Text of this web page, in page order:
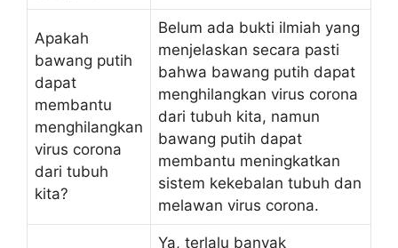
Apakah
bawang putih
dapat
membantu
menghilangkan
virus corona
dari tubuh
kita?
Belum ada bukti ilmiah yang
menjelaskan secara pasti
bahwa bawang putih dapat
menghilangkan virus corona
dari tubuh kita, namun
bawang putih dapat
membantu meningkatkan
sistem kekebalan tubuh dan
melawan virus corona.
Ya, terlalu banyak